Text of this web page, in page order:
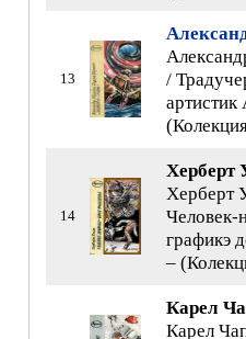
13
/
14
Херберт
Херберт
Человек-
графикэ
–
Карел
Карел